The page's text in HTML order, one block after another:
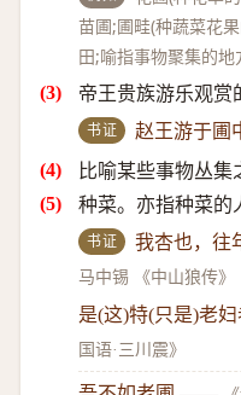
苗圃;圃畦(种蔬菜花
田;喻指事物聚集的地
帝王贵族游乐观赏
书证 赵王游于圃
比喻某些事物丛
种菜。亦指种菜的
书证 我杏也，往
马中锡 《中山狼传》
是(这)特(只是)老
国语·三川震》